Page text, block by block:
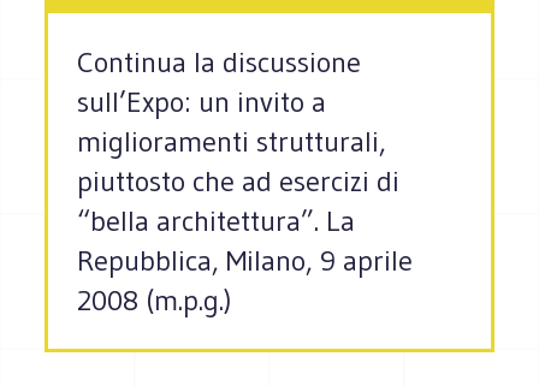
Continua la discussione
sull’Expo: un invito a
miglioramenti strutturali,
piuttosto che ad esercizi di
“bella architettura”. La
Repubblica, Milano, 9 aprile
2008 (m.p.g.)